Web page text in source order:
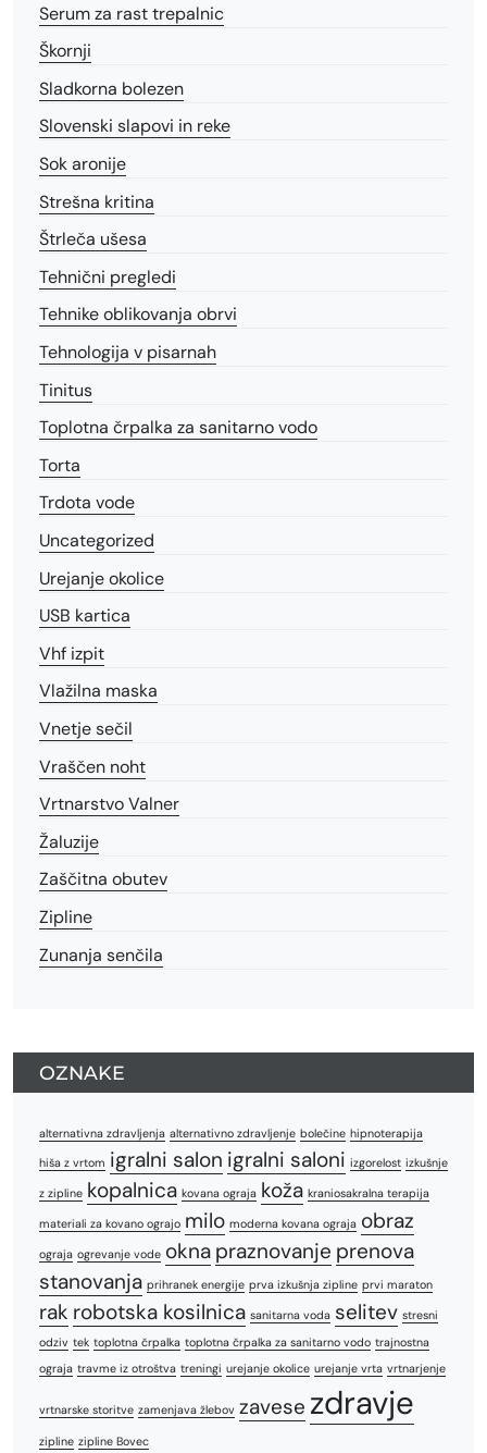
Serum za rast trepalnic
Škornji
Sladkorna bolezen
Slovenski slapovi in reke
Sok aronije
Strešna kritina
Štrleča ušesa
Tehnični pregledi
Tehnike oblikovanja obrvi
Tehnologija v pisarnah
Tinitus
Toplotna črpalka za sanitarno vodo
Torta
Trdota vode
Uncategorized
Urejanje okolice
USB kartica
Vhf izpit
Vlažilna maska
Vnetje sečil
Vraščen noht
Vrtnarstvo Valner
Žaluzije
Zaščitna obutev
Zipline
Zunanja senčila
OZNAKE
alternativna zdravljenja alternativno zdravljenje bolečine hipnoterapija
hiša z vrtom igralni salon igralni saloni izgorelost izkušnje
z zipline kopalnica kovana ograja koža kraniosakralna terapija
materiali za kovano ograjo milo moderna kovana ograja obraz
ograja ogrevanje vode okna praznovanje prenova
stanovanja prihranek energije prva izkušnja zipline prvi maraton
rak robotska kosilnica sanitarna voda selitev stresni
odziv tek toplotna črpalka toplotna črpalka za sanitarno vodo trajnostna
ograja travme iz otroštva treningi urejanje okolice urejanje vrta vrtnarjenje
vrtnarske storitve zamenjava žlebov zavese zdravje
zipline zipline Bovec